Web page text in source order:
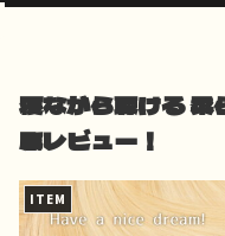
寝ながら聴ける
底レビュー！
ITEM